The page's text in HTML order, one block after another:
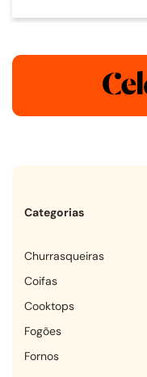
Categorias
churrasqueiras
coifas
cooktops
fogões
fornos